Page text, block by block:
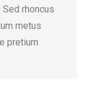
rhoncus
metus
pretium